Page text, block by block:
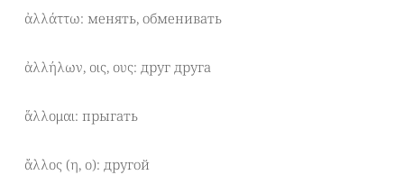
ἀλλάττω: менять, обменивать
ἀλλήλων, οις, ους: друг друга
ἅλλομαι: прыгать
ἄλλος (η, ο): другой